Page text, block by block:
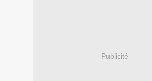
Publicité